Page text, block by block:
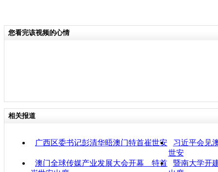
您看完该视频的心情
相关报道
广西区委书记彭清华晤澳门特首崔世安
习近平会见
世安
澳门全球传媒产业发展大会开幕 特首
暨南大学开